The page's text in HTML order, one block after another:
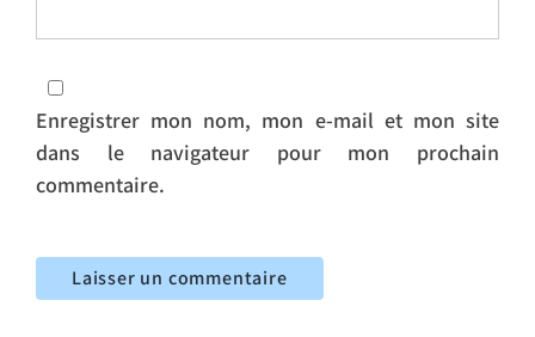
Enregistrer mon nom, mon e-mail et mon site
dans le navigateur pour mon prochain
commentaire.